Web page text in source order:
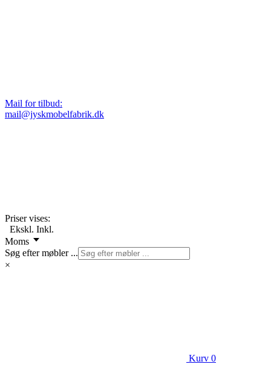
Mail for tilbud:
mail@jyskmobelfabrik.dk
Priser vises:
Ekskl. Inkl.
Moms
Søg efter møbler ...
×
Kurv 0